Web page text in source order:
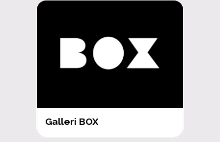
Galleri BOX